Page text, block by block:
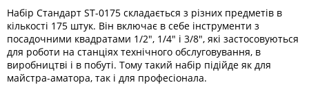
Набір Стандарт ST-0175 складається з різних предметів в
кількості 175 штук. Він включає в себе інструменти з
посадочними квадратами 1/2", 1/4" і 3/8", які застосовуються
для роботи на станціях технічного обслуговування, в
виробництві і в побуті. Тому такий набір підійде як для
майстра-аматора, так і для професіонала.